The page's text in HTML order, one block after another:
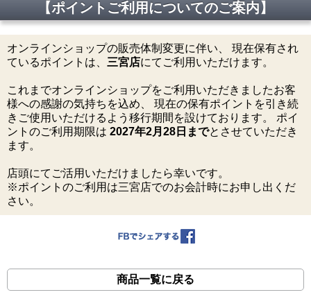
【ポイントご利用についてのご案内】
オンラインショップの販売体制変更に伴い、 現在保有され
ているポイントは、 三宮店にてご利用いただけます。
これまでオンラインショップをご利用いただきましたお客
様への感謝の気持ちを込め、 現在の保有ポイントを引き続
きご使用いただけるよう移行期間を設けております。 ポイ
ントのご利用期限は 2027年2月28日までとさせていただき
ます。
店頭にてご活用いただけましたら幸いです。
※ポイントのご利用は三宮店でのお会計時にお申し出くだ
さい。
商品一覧に戻る